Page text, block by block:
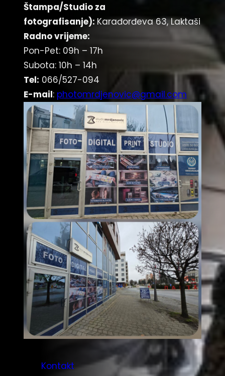
Štampa/Studio za
fotografisanje):Karađorđeva 63, Laktaši
Radno vrijeme:
Pon-Pet: 09h – 17h
Subota: 10h – 14h
Tel: 066/527-094
E-mail: photomrdjenovic@gmail.com
Kontakt